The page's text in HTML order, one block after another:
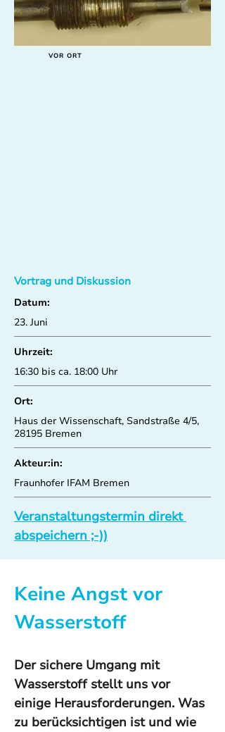
VOR ORT
Vortrag und Diskussion
Datum:
23. Juni
Uhrzeit:
16:30 bis ca. 18:00 Uhr
Ort:
Haus der Wissenschaft, Sandstraße 4/5,
28195 Bremen
Akteur:in:
Fraunhofer IFAM Bremen
Veranstaltungstermin direkt
abspeichern ;-))
Keine Angst vor
Wasserstoff
Der sichere Umgang mit
Wasserstoff stellt uns vor
einige Herausforderungen. Was
zu berücksichtigen ist und wie